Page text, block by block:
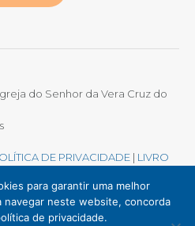
do Senhor da Vera Cruz do
DE PRIVACIDADE | LIVRO
para garantir uma melhor
navegar neste website, concorda
de privacidade.